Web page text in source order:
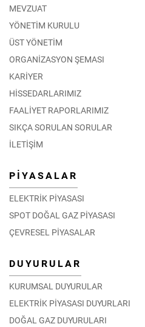
MEVZUAT
YÖNETİM KURULU
ÜST YÖNETİM
ORGANİZASYON ŞEMASI
KARİYER
HİSSEDARLARIMIZ
FAALİYET RAPORLARIMIZ
SIKÇA SORULAN SORULAR
İLETİŞİM
PİYASALAR
ELEKTRİK PİYASASI
SPOT DOĞAL GAZ PİYASASI
ÇEVRESEL PİYASALAR
DUYURULAR
KURUMSAL DUYURULAR
ELEKTRİK PİYASASI DUYURLARI
DOĞAL GAZ DUYURULARI